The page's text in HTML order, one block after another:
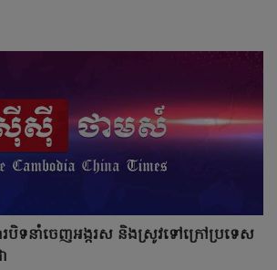
របិទនាំចេញអង្ករស និងស្រូវទៅក្រៅប្រទេស